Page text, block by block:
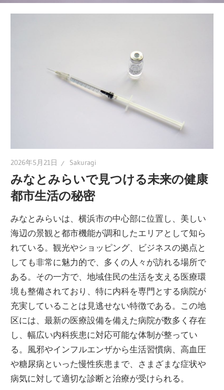
見
を
徹
底
解
健
康
不
安
を
安
心
に
変
え
る
情
2026年5月21日 Sakuragi
みなとみらいで見つける未来の健康
都市生活の秘密
みなとみらいは、横浜市の中心部に位置し、美しい
海辺の景観と都市機能が調和したエリアとして知ら
れている。観光やショッピング、ビジネスの拠点と
しても非常に魅力的で、多くの人々が訪れる場所で
ある。その一方で、地域住民の生活を支える医療環
境も整備されており、特に内科を専門とする病院が
充実していることは見逃せない特徴である。この地
区には、最新の医療設備を備えた病院が数多く存在
し、幅広い内科疾患に対応可能な体制が整ってい
る。風邪やインフルエンザから生活習慣病、高血圧
や糖尿病といった慢性疾患まで、さまざまな症状や
病気に対して適切な診断と治療が受けられる。